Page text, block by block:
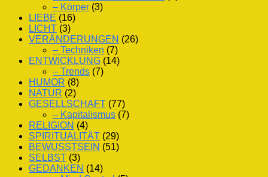
– Körper (3)
LIEBE (16)
LICHT (3)
VERÄNDERUNGEN (26)
– Techniken (7)
ENTWICKLUNG (14)
– Trends (7)
HUMOR (8)
NATUR (2)
GESELLSCHAFT (77)
– Kapitalismus (7)
RELIGION (4)
SPIRITUALITÄT (29)
BEWUSSTSEIN (51)
SELBST (3)
GEDANKEN (14)